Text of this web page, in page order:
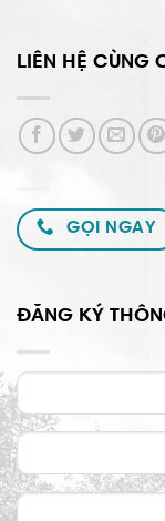
LIÊN HỆ CÙNG
GỌI NGAY
ĐĂNG KÝ